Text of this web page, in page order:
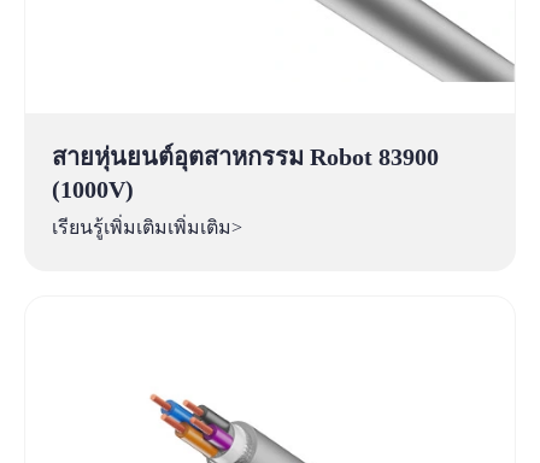
สายหุ่นยนต์อุตสาหกรรม Robot 83900
(1000V)
เรียนรู้เพิ่มเติมเพิ่มเติม>